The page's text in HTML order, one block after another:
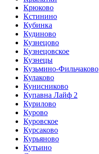
Крюково
Кстинино
Кубинка
Кудиново
Кузнецово
Кузнецовское
Кузнецы
Кузьмино-Фильчаково
Кулаково
Кунисниково
Купавна Лайф 2
Курилово
Курово
Куровское
Курсаково
Курьяново
Кутьино